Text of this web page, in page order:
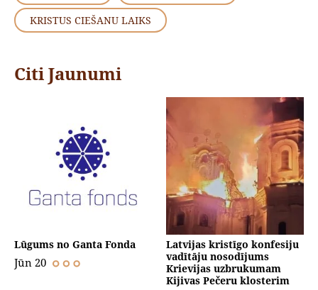
KRISTUS CIEŠANU LAIKS
Citi Jaunumi
Lūgums no Ganta Fonda
Jūn 20
Latvijas kristīgo konfesiju
vadītāju nosodījums
Krievijas uzbrukumam
Kijivas Pečeru klosterim